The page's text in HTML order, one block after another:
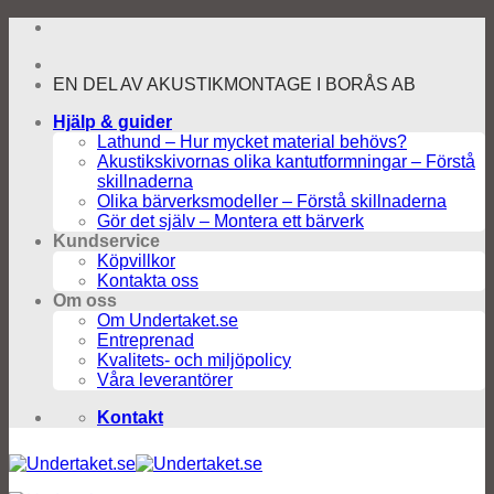
Skip
content
EN DEL AV AKUSTIKMONTAGE I BORÅS AB
Hjälp & guider
Lathund – Hur mycket material behövs?
Akustikskivornas olika kantutformningar – Förstå
skillnaderna
Olika bärverksmodeller – Förstå skillnaderna
Gör det själv – Montera ett bärverk
Kundservice
Köpvillkor
Kontakta oss
Om oss
Om Undertaket.se
Entreprenad
Kvalitets- och miljöpolicy
Våra leverantörer
Kontakt